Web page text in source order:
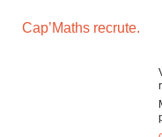
Cap’Maths recrute.